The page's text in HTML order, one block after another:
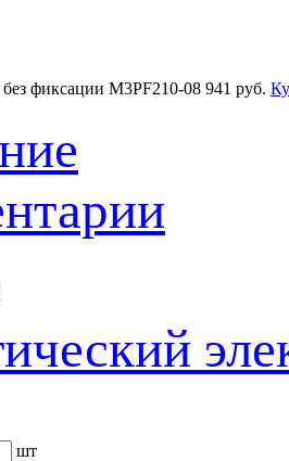
фиксации M3PF210-08 941 руб.
шт